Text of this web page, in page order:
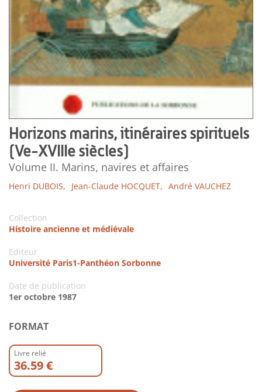
Horizons marins, itinéraires spirituels
(Ve-XVIIIe siècles)
Volume II. Marins, navires et affaires
Henri DUBOIS, Jean-Claude HOCQUET, André VAUCHEZ
Collection
Histoire ancienne et médiévale
Editeur
Université Paris1-Panthéon Sorbonne
Date de publication
1er octobre 1987
FORMAT
Livre relié
36.59 €